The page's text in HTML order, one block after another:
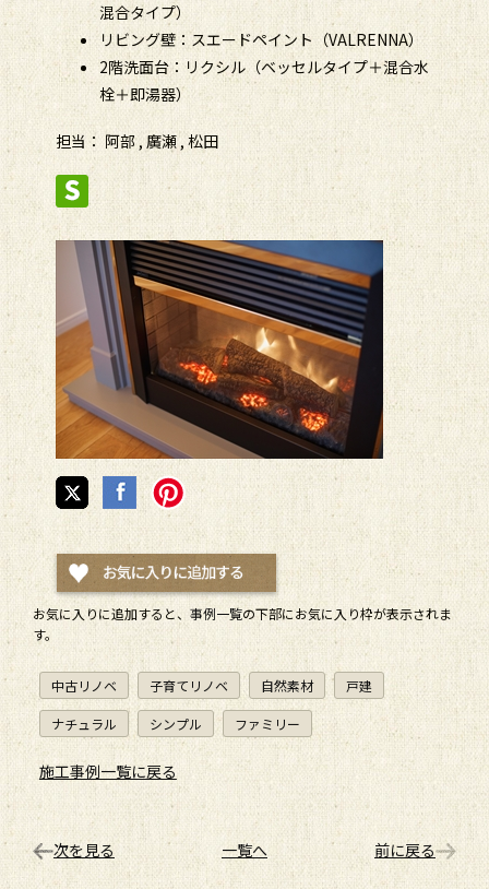
混合タイプ）
リビング壁：スエードペイント（VALRENNA）
2階洗面台：リクシル（ベッセルタイプ＋混合水
栓＋即湯器）
担当： 阿部 , 廣瀬 , 松田
お気に入りに追加すると、 事例一覧の下部にお気に入り枠が表示されま
す。
中古リノベ 子育てリノベ 自然素材 戸建
ナチュラル シンプル ファミリー
施工事例一覧に戻る
次を見る 一覧へ 前に戻る